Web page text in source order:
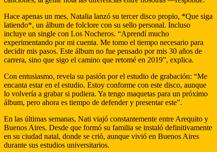
Hace apenas un mes, Natalia lanzó su tercer disco propio, *Que siga
latiendo*, un álbum de folclore con su sello personal. Incluso
incluye un single con Los Nocheros. “Aprendí mucho
experimentando por mi cuenta. Me tomo el tiempo necesario para
decidir mis pasos. Este álbum no fue pensado por mis 30 años de
carrera, sino que sigo el camino que retomé en 2019”, explica.
Con entusiasmo, revela su pasión por el estudio de grabación: “Me
encanta estar en el estudio. Estoy conforme con este disco, aunque
lo volvería a grabar si pudiera. Ya tengo maquetas para un próximo
álbum, pero ahora es tiempo de defender y presentar este”.
En las últimas semanas, Nati viajó constantemente entre Arequito y
Buenos Aires. Desde que formó su familia se instaló definitivamente
en su ciudad natal, donde se crió, aunque vivió en Buenos Aires
durante sus estudios universitarios.